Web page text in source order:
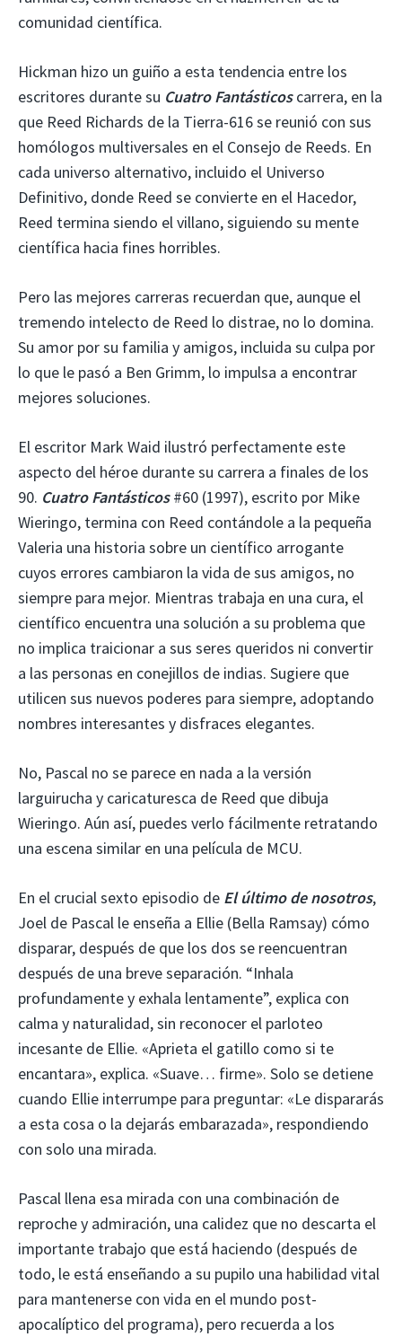
comunidad científica.
Hickman hizo un guiño a esta tendencia entre los
escritores durante su Cuatro Fantásticoscarrera, en la
que Reed Richards de la Tierra-616 se reunió con sus
homólogos multiversales en el Consejo de Reeds. En
cada universo alternativo, incluido el Universo
Definitivo, donde Reed se convierte en el Hacedor,
Reed termina siendo el villano, siguiendo su mente
científica hacia fines horribles.
Pero las mejores carreras recuerdan que, aunque el
tremendo intelecto de Reed lo distrae, no lo domina.
Su amor por su familia y amigos, incluida su culpa por
lo que le pasó a Ben Grimm, lo impulsa a encontrar
mejores soluciones.
El escritor Mark Waid ilustró perfectamente este
aspecto del héroe durante su carrera a finales de los
90. Cuatro Fantásticos#60 (1997), escrito por Mike
Wieringo, termina con Reed contándole a la pequeña
Valeria una historia sobre un científico arrogante
cuyos errores cambiaron la vida de sus amigos, no
siempre para mejor. Mientras trabaja en una cura, el
científico encuentra una solución a su problema que
no implica traicionar a sus seres queridos ni convertir
a las personas en conejillos de indias. Sugiere que
utilicen sus nuevos poderes para siempre, adoptando
nombres interesantes y disfraces elegantes.
No, Pascal no se parece en nada a la versión
larguirucha y caricaturesca de Reed que dibuja
Wieringo. Aún así, puedes verlo fácilmente retratando
una escena similar en una película de MCU.
En el crucial sexto episodio de El último de nosotros,
Joel de Pascal le enseña a Ellie (Bella Ramsay) cómo
disparar, después de que los dos se reencuentran
después de una breve separación. “Inhala
profundamente y exhala lentamente”, explica con
calma y naturalidad, sin reconocer el parloteo
incesante de Ellie. «Aprieta el gatillo como si te
encantara», explica. «Suave… firme». Solo se detiene
cuando Ellie interrumpe para preguntar: «Le dispararás
a esta cosa o la dejarás embarazada», respondiendo
con solo una mirada.
Pascal llena esa mirada con una combinación de
reproche y admiración, una calidez que no descarta el
importante trabajo que está haciendo (después de
todo, le está enseñando a su pupilo una habilidad vital
para mantenerse con vida en el mundo post-
apocalíptico del programa), pero recuerda a los